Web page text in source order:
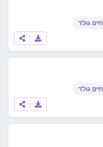
חיים גולד
חיים גולד